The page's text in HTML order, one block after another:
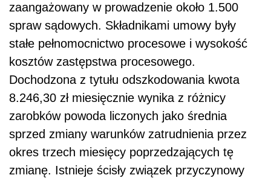
zaangażowany w prowadzenie około 1.500
spraw sądowych. Składnikami umowy były
stałe pełnomocnictwo procesowe i wysokość
kosztów zastępstwa procesowego.
Dochodzona z tytułu odszkodowania kwota
8.246,30 zł miesięcznie wynika z różnicy
zarobków powoda liczonych jako średnia
sprzed zmiany warunków zatrudnienia przez
okres trzech miesięcy poprzedzających tę
zmianę. Istnieje ścisły związek przyczynowy